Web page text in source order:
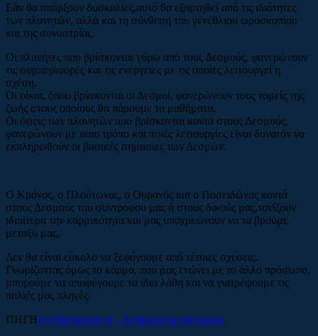
Εάν θα υπάρξουν δυσκολίες,αυτό θα εξαρτηθεί από τις ιδιότητες
των πλανητών, αλλά και τη σύνθεση του γενέθλιου ωροσκοπίου
και της συναστρίας.
Οι πλανήτες που βρίσκονται γύρω από τους Δεσμούς, φανερώνουν
τις συμπεριφορές και τις ενέργειες με τις οποίες λειτουργεί η
σχέση.
Οι οίκοι, όπου βρίσκονται οι Δεσμοί, φανερώνουν τους τομείς της
ζωής στους οποίους θα πάρουμε τα μαθήματα.
Οι όψεις των πλανητών που βρίσκονται κοντά στους Δεσμούς,
φανερώνουν με ποιο τρόπο και ποιές λειτουργίες είναι δυνατόν να
εκπληρωθούν οι βασικές σημασίες των Δεσμών.
Ο Κρόνος, ο Πλούτωνας, ο Ουρανός και ο Ποσειδώνας κοντά
στους Δεσμούς του συντρόφου μας ή στους δικούς μας,τονίζουν
ιδιαίτερα την καρμικότητα και μας υποχρεώνουν να τα βρούμε
μεταξύ μας.
Δεν θα είναι εύκολο να ξεφύγουμε από τέτοιες σχέσεις.
Γνωρίζοντας όμως το κάρμα, που μας ενώνει με το άλλο πρόσωπο,
μπορούμε να αποφύγουμε τα ίδια λάθη και να γιατρέψουμε τις
παλιές μας πληγές.
ΠΗΓΗmyHoroscope.gr - Αστρολογία για όλους